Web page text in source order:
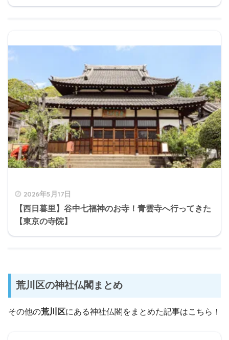
2026年5月17日
【西日暮里】谷中七福神のお寺！青雲寺へ行ってきた
【東京の寺院】
荒川区の神社仏閣まとめ
その他の荒川区にある神社仏閣をまとめた記事はこちら！